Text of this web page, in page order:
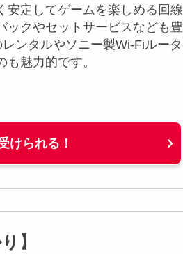
安定してゲームを楽しめる回線
ックやセットサービスなども豊
ンタルやソニー製Wi-Fiルータ
魅力的です。
けられる！
】